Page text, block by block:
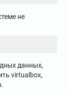
не
данных,
virtualbox,